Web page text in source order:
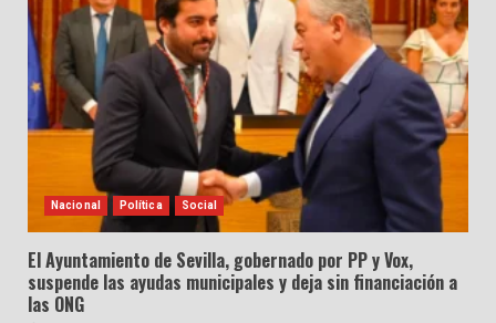
Nacional Política Social
El Ayuntamiento de Sevilla, gobernado por PP y Vox,
suspende las ayudas municipales y deja sin financiación a
las ONG